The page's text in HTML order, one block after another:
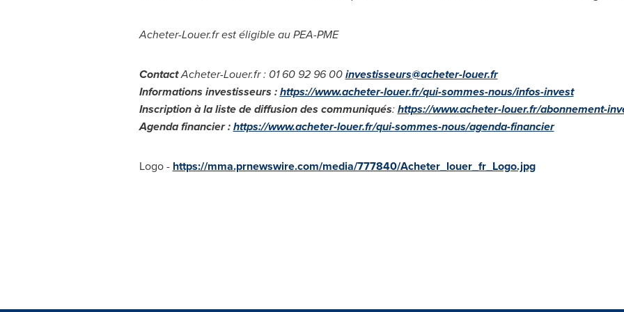
Acheter-Louer.fr est éligible au PEA-PME
ContactAcheter-Louer.fr : 01 60 92 96 00investisseurs@acheter-louer.fr
Informations investisseurs :https://www.acheter-louer.fr/qui-sommes-nous/infos-invest
Inscription à la liste de diffusion des communiqués:https://www.acheter-louer.fr/abonnement-
Agenda financier :https://www.acheter-louer.fr/qui-sommes-nous/agenda-financier
Logo - https://mma.prnewswire.com/media/777840/Acheter_louer_fr_Logo.jpg